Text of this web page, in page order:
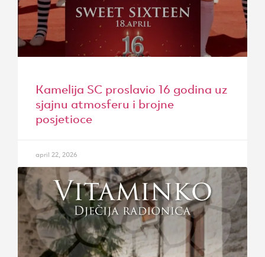
Kamelija SC proslavio 16 godina uz
sjajnu atmosferu i brojne
posjetioce
april 22, 2026